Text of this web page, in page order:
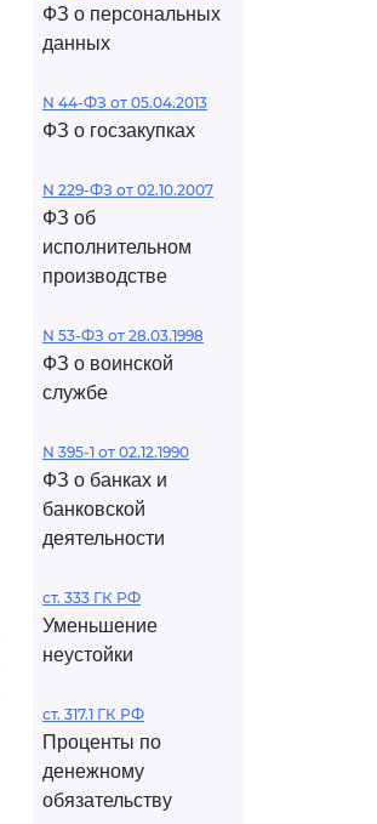
ФЗ о персональных
данных
N 44-ФЗ от 05.04.2013
ФЗ о госзакупках
N 229-ФЗ от 02.10.2007
ФЗ об
исполнительном
производстве
N 53-ФЗ от 28.03.1998
ФЗ о воинской
службе
N 395-1 от 02.12.1990
ФЗ о банках и
банковской
деятельности
ст. 333 ГК РФ
Уменьшение
неустойки
ст. 317.1 ГК РФ
Проценты по
денежному
обязательству